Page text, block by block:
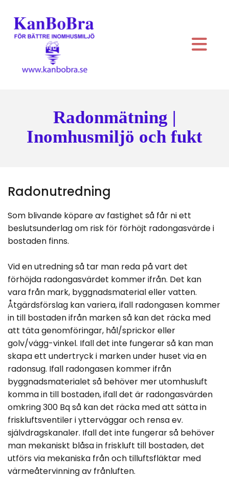
Radonmätning |
Inomhusmiljö och fukt
Radonutredning
Som blivande köpare av fastighet så får ni ett
beslutsunderlag om risk för förhöjt radongasvärde i
bostaden finns.
Vid en utredning så tar man reda på vart det
förhöjda radongasvärdet kommer ifrån. Det kan
vara från mark, byggnadsmaterial eller vatten.
Åtgärdsförslag kan variera, ifall radongasen kommer
in till bostaden ifrån marken så kan det räcka med
att täta genomföringar, hål/sprickor eller
golv/vägg-vinkel. Ifall det inte fungerar så kan man
skapa ett undertryck i marken under huset via en
radonsug. Ifall radongasen kommer ifrån
byggnadsmaterialet så behöver mer utomhusluft
komma in till bostaden, ifall det är radongasvärden
omkring 300 Bq så kan det räcka med att sätta in
friskluftsventiler i ytterväggar och rensa ev.
självdragskanaler. Ifall det inte fungerar så behöver
man mekaniskt blåsa in friskluft till bostaden, det
utförs via mekaniska från och tilluftsfläktar med
värmeåtervinning av frånluften.